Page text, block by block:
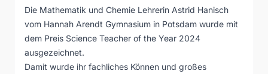
Die Mathematik und Chemie Lehrerin Astrid Hanisch
vom Hannah Arendt Gymnasium in Potsdam wurde mit
dem Preis Science Teacher of the Year 2024
ausgezeichnet.
Damit wurde ihr fachliches Können und großes